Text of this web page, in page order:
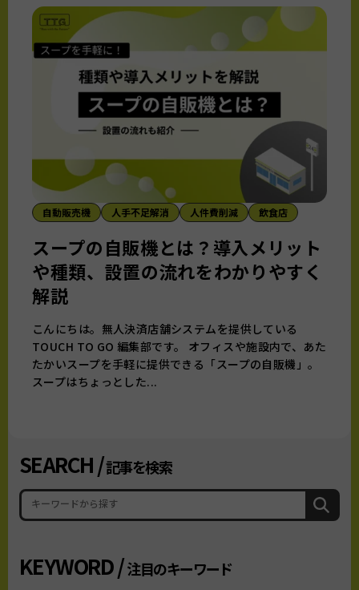
自動販売機 人手不足解消 人件費削減 飲食店
スープの自販機とは？導入メリット
や種類、設置の流れをわかりやすく
解説
こんにちは。無人決済店舗システムを提供している
TOUCH TO GO 編集部です。 オフィスや施設内で、あた
たかいスープを手軽に提供できる「スープの自販機」。
スープはちょっとした...
SEARCH /記事を検索
KEYWORD /注目のキーワード